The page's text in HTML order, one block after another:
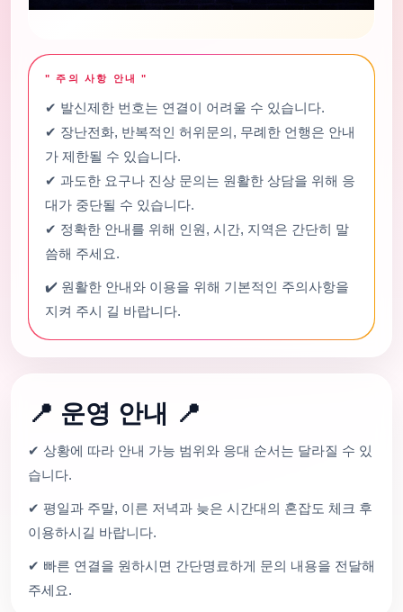
" 주의 사항 안내 "
✔ 발신제한 번호는 연결이 어려울 수 있습니다.
✔ 장난전화, 반복적인 허위문의, 무례한 언행은 안내
가 제한될 수 있습니다.
✔ 과도한 요구나 진상 문의는 원활한 상담을 위해 응
대가 중단될 수 있습니다.
✔ 정확한 안내를 위해 인원, 시간, 지역은 간단히 말
씀해 주세요.
✔️ 원활한 안내와 이용을 위해 기본적인 주의사항을
지켜 주시 길 바랍니다.
📍 운영 안내 📍
✔ 상황에 따라 안내 가능 범위와 응대 순서는 달라질 수 있
습니다.
✔ 평일과 주말, 이른 저녁과 늦은 시간대의 혼잡도 체크 후
이용하시길 바랍니다.
✔ 빠른 연결을 원하시면 간단명료하게 문의 내용을 전달해
주세요.